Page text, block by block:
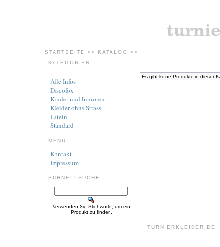
STARTSEITE >> KATALOG
>>
KATEGORIEN
Alle Infos
Discofox
Kinder und Junioren
Kleider ohne Strass
Latein
Standard
MENÜ
Kontakt
Impressum
SCHNELLSUCHE
Verwenden Sie Stichworte, um ein
Produkt zu finden.
Es gibt keine Produkte in dieser